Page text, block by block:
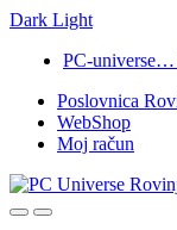
Dark Light
navigation
content
PC-universe…
Poslovnica
WebShop
Moj račun
OpenClose